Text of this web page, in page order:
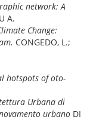
network: A
A.
Change:
CONGEDO, L.;
hotspots of oto-
Urbana di
urbano DI